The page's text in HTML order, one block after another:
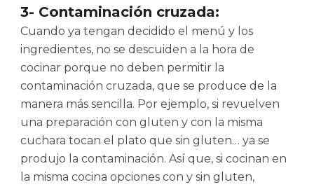
3- Contaminación cruzada:
Cuando ya tengan decidido el menú y los
ingredientes, no se descuiden a la hora de
cocinar porque no deben permitir la
contaminación cruzada, que se produce de la
manera más sencilla. Por ejemplo, si revuelven
una preparación con gluten y con la misma
cuchara tocan el plato que sin gluten… ya se
produjo la contaminación. Así que, si cocinan en
la misma cocina opciones con y sin gluten,